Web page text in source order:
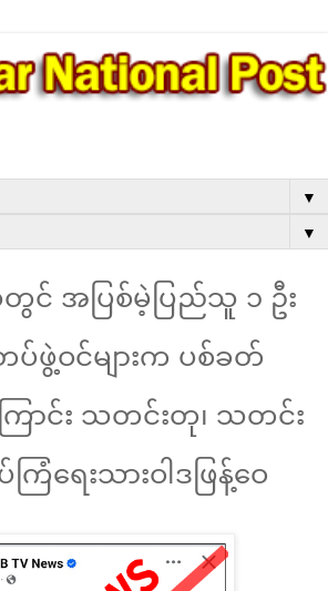
▼
▼
တွင် အပြစ်မဲ့ပြည်သူ ၁ ဦး
ဖွဲ့ဝင်များက ပစ်ခတ်
ာင်း သတင်းတု၊ သတင်း
ကြံရေးသားဝါဒဖြန့်ဝေ